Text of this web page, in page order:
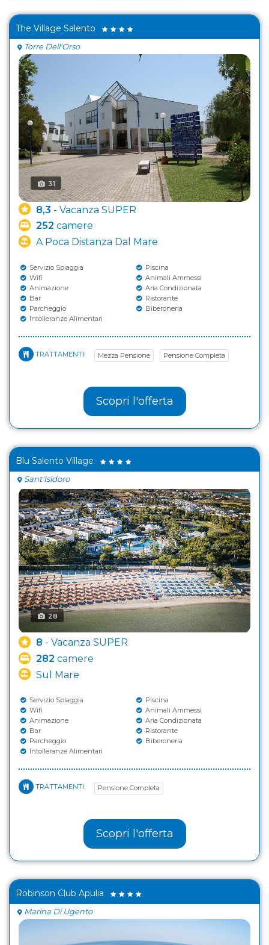
The Village Salento
Torre Dell'Orso
31
8,3 - Vacanza SUPER
252 camere
A Poca Distanza Dal Mare
Servizio Spiaggia
Piscina
Wifi
Animali Ammessi
Animazione
Aria Condizionata
Bar
Ristorante
Parcheggio
Biberoneria
Intolleranze Alimentari
TRATTAMENTI: Mezza Pensione Pensione Completa
Scopri l'offerta
Blu Salento Village
Sant'Isidoro
28
8 - Vacanza SUPER
282 camere
Sul Mare
Servizio Spiaggia
Piscina
Wifi
Animali Ammessi
Animazione
Aria Condizionata
Bar
Ristorante
Parcheggio
Biberoneria
Intolleranze Alimentari
TRATTAMENTI: Pensione Completa
Scopri l'offerta
Robinson Club Apulia
Marina Di Ugento